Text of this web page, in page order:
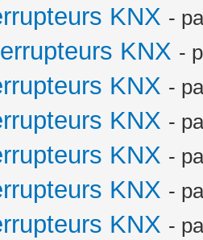
KNX -
KNX -
KNX -
KNX -
KNX -
KNX -
KNX -